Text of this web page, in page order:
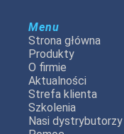
Menu
Strona główna
Produkty
O firmie
Aktualności
Strefa klienta
Szkolenia
Nasi dystrybutorzy